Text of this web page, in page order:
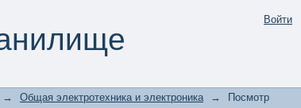
названию Войти
→ Общая электротехника и электроника →
Посмотр